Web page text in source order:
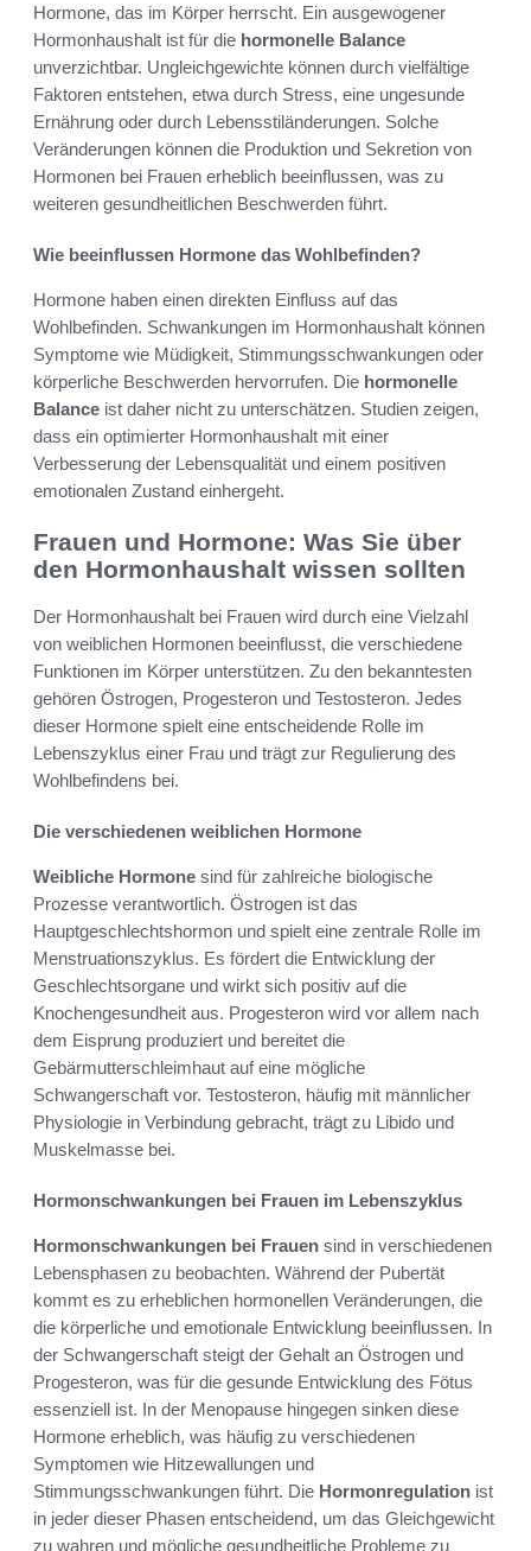
Hormone, das im Körper herrscht. Ein ausgewogener
Hormonhaushalt ist für die hormonelle Balance
unverzichtbar. Ungleichgewichte können durch vielfältige
Faktoren entstehen, etwa durch Stress, eine ungesunde
Ernährung oder durch Lebensstiländerungen. Solche
Veränderungen können die Produktion und Sekretion von
Hormonen bei Frauen erheblich beeinflussen, was zu
weiteren gesundheitlichen Beschwerden führt.
Wie beeinflussen Hormone das Wohlbefinden?
Hormone haben einen direkten Einfluss auf das
Wohlbefinden. Schwankungen im Hormonhaushalt können
Symptome wie Müdigkeit, Stimmungsschwankungen oder
körperliche Beschwerden hervorrufen. Die hormonelle
Balance ist daher nicht zu unterschätzen. Studien zeigen,
dass ein optimierter Hormonhaushalt mit einer
Verbesserung der Lebensqualität und einem positiven
emotionalen Zustand einhergeht.
Frauen und Hormone: Was Sie über
den Hormonhaushalt wissen sollten
Der Hormonhaushalt bei Frauen wird durch eine Vielzahl
von weiblichen Hormonen beeinflusst, die verschiedene
Funktionen im Körper unterstützen. Zu den bekanntesten
gehören Östrogen, Progesteron und Testosteron. Jedes
dieser Hormone spielt eine entscheidende Rolle im
Lebenszyklus einer Frau und trägt zur Regulierung des
Wohlbefindens bei.
Die verschiedenen weiblichen Hormone
Weibliche Hormone sind für zahlreiche biologische
Prozesse verantwortlich. Östrogen ist das
Hauptgeschlechtshormon und spielt eine zentrale Rolle im
Menstruationszyklus. Es fördert die Entwicklung der
Geschlechtsorgane und wirkt sich positiv auf die
Knochengesundheit aus. Progesteron wird vor allem nach
dem Eisprung produziert und bereitet die
Gebärmutterschleimhaut auf eine mögliche
Schwangerschaft vor. Testosteron, häufig mit männlicher
Physiologie in Verbindung gebracht, trägt zu Libido und
Muskelmasse bei.
Hormonschwankungen bei Frauen im Lebenszyklus
Hormonschwankungen bei Frauen sind in verschiedenen
Lebensphasen zu beobachten. Während der Pubertät
kommt es zu erheblichen hormonellen Veränderungen, die
die körperliche und emotionale Entwicklung beeinflussen. In
der Schwangerschaft steigt der Gehalt an Östrogen und
Progesteron, was für die gesunde Entwicklung des Fötus
essenziell ist. In der Menopause hingegen sinken diese
Hormone erheblich, was häufig zu verschiedenen
Symptomen wie Hitzewallungen und
Stimmungsschwankungen führt. Die Hormonregulation ist
in jeder dieser Phasen entscheidend, um das Gleichgewicht
zu wahren und mögliche gesundheitliche Probleme zu